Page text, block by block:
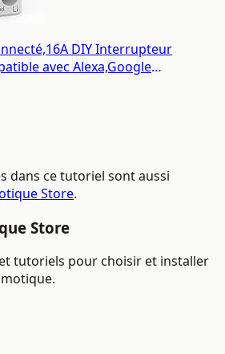
DIY Interrupteur
avec Alexa,Google
WiFi avec
Vocale et Fonction de Temps
dans ce tutoriel sont aussi
Store.
Store
tutoriels pour choisir et installer